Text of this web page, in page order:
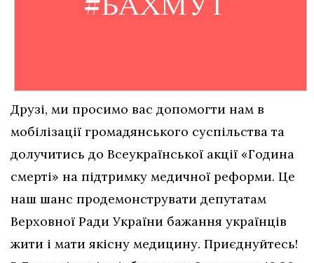
Друзі, ми просимо вас допомогти нам в
мобілізації громадянського суспільства та
долучитись до Всеукраїнської акції «Година
смерті» на підтримку медичної реформи. Це
наш шанс продемонструвати депутатам
Верховної Ради України бажання українців
жити і мати якісну медицину. Приєднуйтесь!